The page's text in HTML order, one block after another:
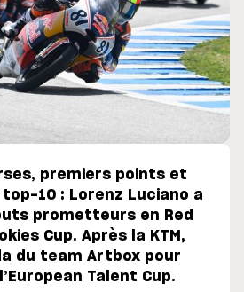
premiers points et
10 : Lorenz Luciano a
prometteurs en Red
Cup. Après la KTM,
du team Artbox pour
Talent Cup.